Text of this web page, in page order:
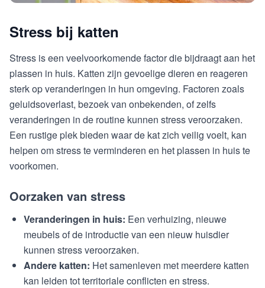
Stress bij katten
Stress is een veelvoorkomende factor die bijdraagt aan het
plassen in huis. Katten zijn gevoelige dieren en reageren
sterk op veranderingen in hun omgeving. Factoren zoals
geluidsoverlast, bezoek van onbekenden, of zelfs
veranderingen in de routine kunnen stress veroorzaken.
Een rustige plek bieden waar de kat zich veilig voelt, kan
helpen om stress te verminderen en het plassen in huis te
voorkomen.
Oorzaken van stress
Veranderingen in huis: Een verhuizing, nieuwe
meubels of de introductie van een nieuw huisdier
kunnen stress veroorzaken.
Andere katten: Het samenleven met meerdere katten
kan leiden tot territoriale conflicten en stress.